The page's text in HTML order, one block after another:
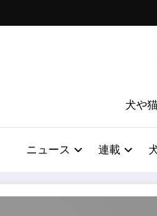
犬や
ニュース 連載